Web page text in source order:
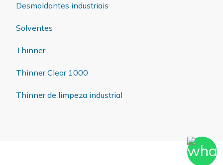
Desmoldantes industriais
Solventes
Thinner
Thinner Clear 1000
Thinner de limpeza industrial